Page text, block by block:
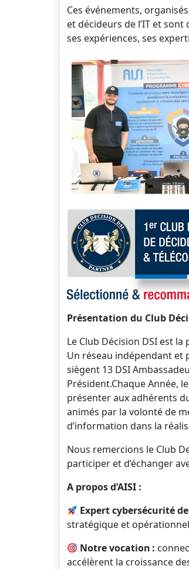
Ces événements,
et décideurs de l’IT et
ses expériences, ses
Présentation du Club
Le Club Décision DSI est
Un réseau indépendant et
siègent 13 DSI
Président.Chaque Année,
présenter aux adhérents
animés par la volonté de
d’information dans la
Nous remercions le Club
participer et d’échanger
A propos d’AISI :
Expert cybersécurité
stratégique et
Notre vocation :
accélèrent la croissance